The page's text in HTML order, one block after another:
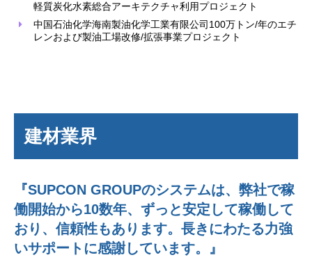
軽質炭化水素総合アーキテクチャ利用プロジェクト
中国石油化学海南製油化学工業有限公司100万トン/年のエチ
レンおよび製油工場改修/拡張事業プロジェクト
建材業界
『SUPCON GROUPのシステムは、弊社で稼
働開始から10数年、ずっと安定して稼働して
おり、信頼性もあります。長きにわたる力強
いサポートに感謝しています。』